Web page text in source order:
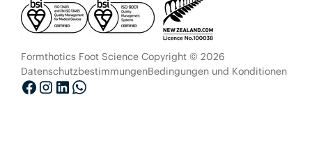
Formthotics Foot Science Copyright © 2026
DatenschutzbestimmungenBedingungen und Konditionen